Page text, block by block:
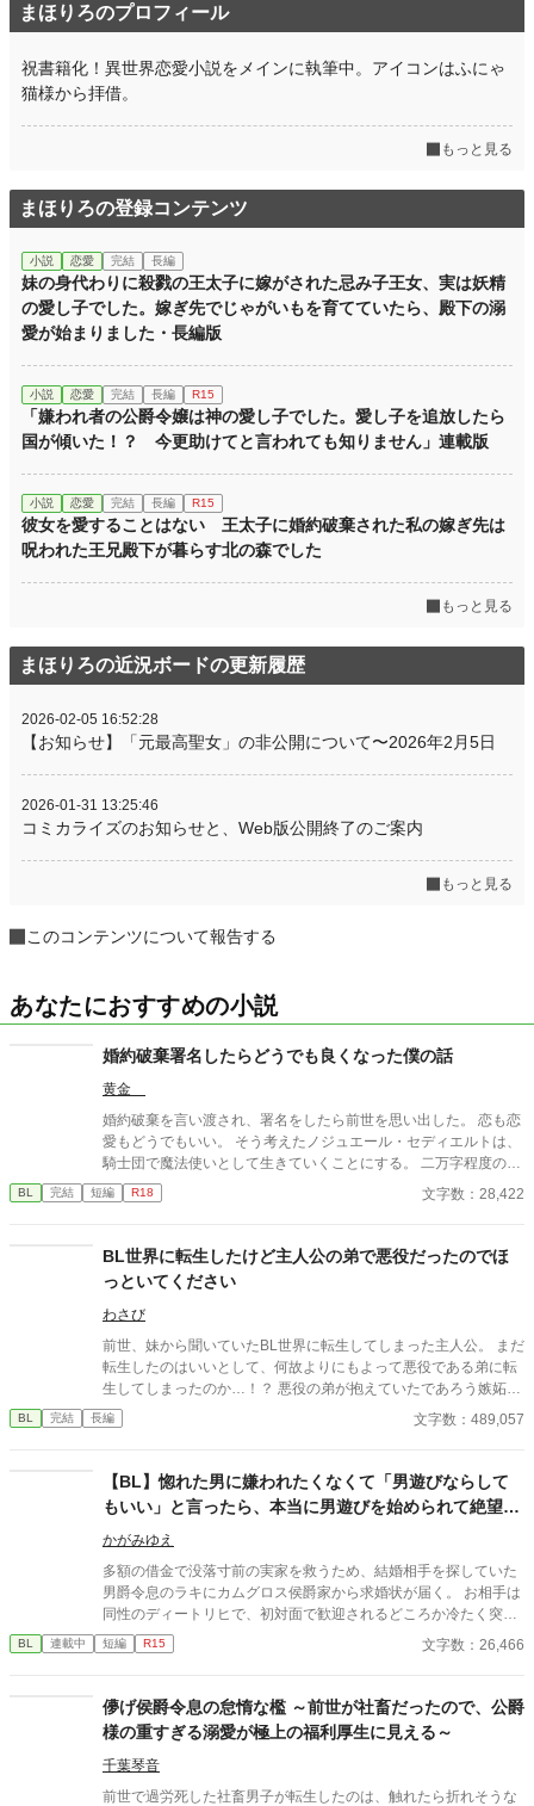
まほりろのプロフィール
祝書籍化！異世界恋愛小説をメインに執筆中。アイコンはふにゃ
猫様から拝借。
もっと見る
まほりろの登録コンテンツ
小説 恋愛 完結 長編
妹の身代わりに殺戮の王太子に嫁がされた忌み子王女、実は妖精
の愛し子でした。嫁ぎ先でじゃがいもを育てていたら、殿下の溺
愛が始まりました・長編版
小説 恋愛 完結 長編 R15
「嫌われ者の公爵令嬢は神の愛し子でした。愛し子を追放したら
国が傾いた！？ 今更助けてと言われても知りません」連載版
小説 恋愛 完結 長編 R15
彼女を愛することはない 王太子に婚約破棄された私の嫁ぎ先は
呪われた王兄殿下が暮らす北の森でした
もっと見る
まほりろの近況ボードの更新履歴
2026-02-05 16:52:28
【お知らせ】「元最高聖女」の非公開について〜2026年2月5日
2026-01-31 13:25:46
コミカライズのお知らせと、Web版公開終了のご案内
もっと見る
このコンテンツについて報告する
あなたにおすすめの小説
婚約破棄署名したらどうでも良くなった僕の話
黄金
婚約破棄を言い渡され、署名をしたら前世を思い出した。 恋も恋
愛もどうでもいい。 そう考えたノジュエール・セディエルトは、
騎士団で魔法使いとして生きていくことにする。 二万字程度の短
い話です。 6話完結。＋おまけフィーリオルのを1話追加します。
BL 完結 短編 R18 文字数：28,422
BL世界に転生したけど主人公の弟で悪役だったのでほ
っといてください
わさび
前世、妹から聞いていたBL世界に転生してしまった主人公。 まだ
転生したのはいいとして、何故よりにもよって悪役である弟に転
生してしまったのか…！？ 悪役の弟が抱えていたであろう嫉妬に
抗いつつ転生生活を過ごす物語。
BL 完結 長編 文字数：489,057
【BL】惚れた男に嫌われたくなくて「男遊びならして
もいい」と言ったら、本当に男遊びを始められて絶望し
ている侯爵令息の話
かがみゆえ
多額の借金で没落寸前の実家を救うため、結婚相手を探していた
男爵令息のラキにカムグロス侯爵家から求婚状が届く。 お相手は
同性のディートリヒで、初対面で歓迎されるどころか冷たく突き
放されてしまう。 『必要最低限関わるな』 『愛人を作るな』
『男遊びならしてもいい』 ディートリヒから実家の借金を完済す
め上手なラキの周りには可愛い令息が集まり、推し活状態に。 一
方、ディートリヒだけが嫉妬で胃を痛める日々。 ラキへの恋心を
BL 連載中 短編 R15 文字数：26,466
儚げ侯爵令息の怠惰な檻 ～前世が社畜だったので、公爵
様の重すぎる溺愛が極上の福利厚生に見える～
千葉琴音
前世で過労死した社畜男子が転生したのは、触れたら折れそうな